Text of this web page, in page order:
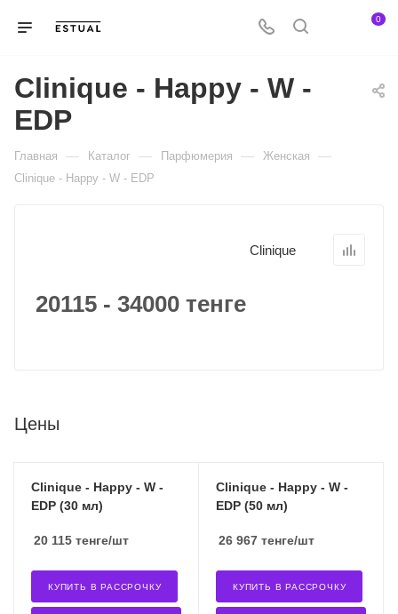
0
Clinique - Happy - W -
EDP
Главная — Каталог — Парфюмерия — Женская —
Clinique - Happy - W - EDP
Clinique
20115 - 34000 тенге
Цены
Clinique - Happy - W -
EDP (30 мл)
20 115 тенге/шт
КУПИТЬ В РАССРОЧКУ
Clinique - Happy - W -
EDP (50 мл)
26 967 тенге/шт
КУПИТЬ В РАССРОЧКУ